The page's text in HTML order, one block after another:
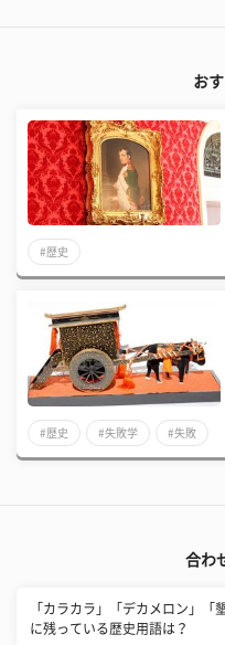
お
#歴史
#歴史 #失敗学 #失敗
合わ
「カラカラ」「デカメロン」「
に残っている歴史用語は？